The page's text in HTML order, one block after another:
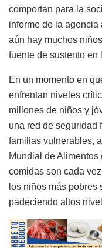
comportan para la
informe de la
aún hay muchos
fuente de sustento en
En un momento en
enfrentan niveles
millones de niños y
una red de seguridad
familias vulnerables,
Mundial de
comidas son cada
los niños más
padeciendo altos